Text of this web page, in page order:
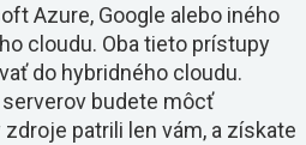
Azure, Google alebo iného
cloudu. Oba tieto prístupy
do hybridného cloudu.
budete môcť
patrili len vám, a získate